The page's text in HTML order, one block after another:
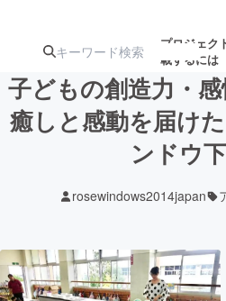
プロジェク
載するには
注目の新着プロ
テクノロジー・ガジェッ
子どもの創造力・
癒しと感動を届け
ンドウ
rosewindows2014japan